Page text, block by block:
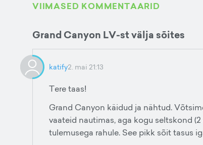
VIIMASED KOMMENTAARID
Grand Canyon LV-st välja sõites
katify2. mai 21:13
Tere taas!
Grand Canyon käidud ja nähtud.
vaateid nautimas, aga kogu seltskond
tulemusega rahule. See pikk sõit tasus